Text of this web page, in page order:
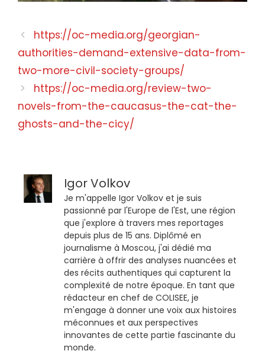
https://oc-media.org/georgian-
authorities-demand-extensive-data-from-
two-more-civil-society-groups/
https://oc-media.org/review-two-
novels-from-the-caucasus-the-cat-the-
ghosts-and-the-cicy/
Igor Volkov
Je m'appelle Igor Volkov et je suis
passionné par l'Europe de l'Est, une région
que j'explore à travers mes reportages
depuis plus de 15 ans. Diplômé en
journalisme à Moscou, j'ai dédié ma
carrière à offrir des analyses nuancées et
des récits authentiques qui capturent la
complexité de notre époque. En tant que
rédacteur en chef de COLISEE, je
m'engage à donner une voix aux histoires
méconnues et aux perspectives
innovantes de cette partie fascinante du
monde.